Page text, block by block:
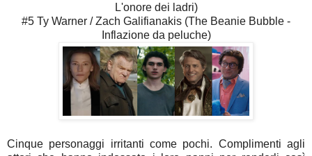
L'onore dei ladri)
#5 Ty Warner / Zach Galifianakis (The Beanie Bubble -
Inflazione da peluche)
Cinque personaggi irritanti come pochi. Complimenti agli